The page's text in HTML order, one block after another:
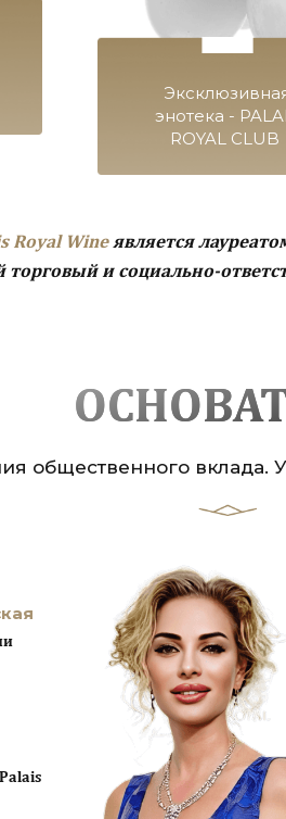
энотека -
ROYAL CLUB
Royal Wineявляется
торговый и социально-
общественного вклада.